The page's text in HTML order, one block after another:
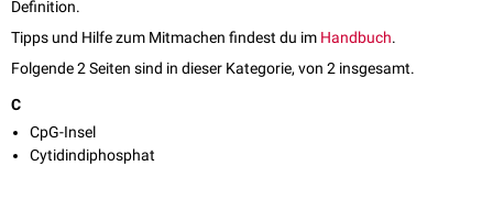
Definition.
Tipps und Hilfe zum Mitmachen findest du im Handbuch.
Folgende 2 Seiten sind in dieser Kategorie, von 2 insgesamt.
C
CpG-Insel
Cytidindiphosphat